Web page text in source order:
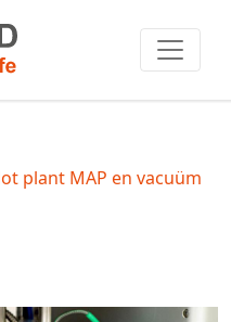
plant MAP en vacuüm